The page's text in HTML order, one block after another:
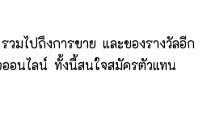
มไปถึงการขาย และของรางวัลอีก
ออนไลน์ ทั้งนี้สนใจสมัครตัวแทน